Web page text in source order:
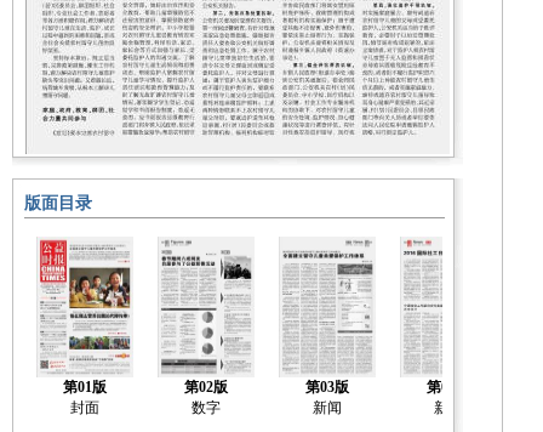
版面目录
第01版
封面
第02版
数字
第03版
新闻
第04版
新闻